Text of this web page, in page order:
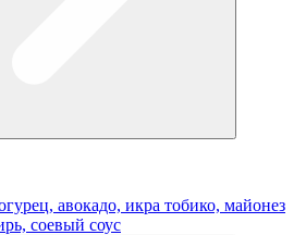
авокадо, икра тобико, майонез
соевый соус